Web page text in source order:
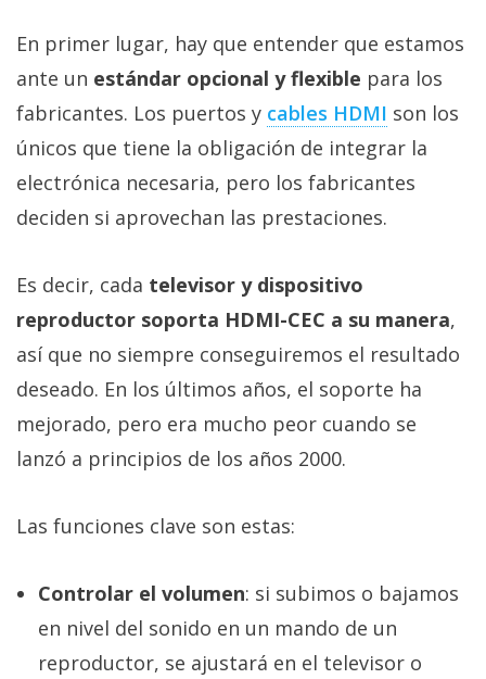
En primer lugar, hay que entender que estamos
ante un estándar opcional y flexible para los
fabricantes. Los puertos y cables HDMI‎ son los
únicos que tiene la obligación de integrar la
electrónica necesaria, pero los fabricantes
deciden si aprovechan las prestaciones.
Es decir, cada televisor y dispositivo
reproductor soporta HDMI-CEC a su manera,
así que no siempre conseguiremos el resultado
deseado. En los últimos años, el soporte ha
mejorado, pero era mucho peor cuando se
lanzó a principios de los años 2000.
Las funciones clave son estas:
Controlar el volumen: si subimos o bajamos
en nivel del sonido en un mando de un
reproductor, se ajustará en el televisor o